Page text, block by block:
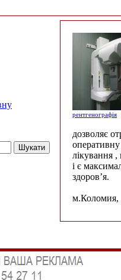
рентгенографія
дозволяє
лікування ,
і є
здоров’я.
м.Коломия,